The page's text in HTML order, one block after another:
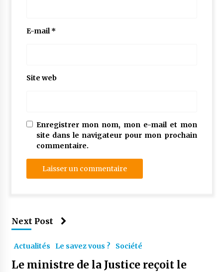
E-mail*
Site web
Enregistrer mon nom, mon e-mail et mon
site dans le navigateur pour mon prochain
commentaire.
Next Post
Actualités Le savez vous ? Société
Le ministre de la Justice reçoit le